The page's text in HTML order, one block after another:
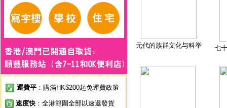
運費平 ：購滿HK$200起免運費政策
速度快 ：全港範圍全部以速遞發貨
元代的族群文化与科举 七